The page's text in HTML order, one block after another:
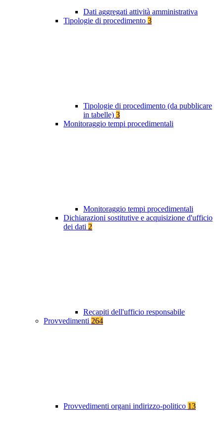
Dati aggregati attività amministrativa
Tipologie di procedimento 3
Tipologie di procedimento (da pubblicare
in tabelle) 3
Monitoraggio tempi procedimentali
Monitoraggio tempi procedimentali
Dichiarazioni sostitutive e acquisizione d'ufficio
dei dati 2
Recapiti dell'ufficio responsabile
Provvedimenti 264
Provvedimenti organi indirizzo-politico 13